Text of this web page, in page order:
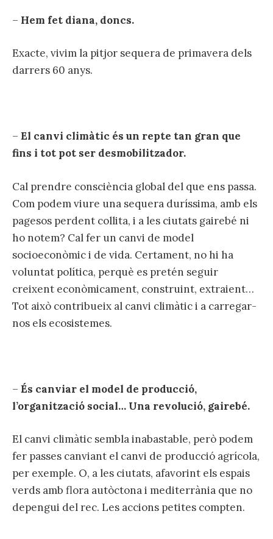
– Hem fet diana, doncs.
Exacte, vivim la pitjor sequera de primavera dels
darrers 60 anys.
– El canvi climàtic és un repte tan gran que
fins i tot pot ser desmobilitzador.
Cal prendre consciència global del que ens passa.
Com podem viure una sequera duríssima, amb els
pagesos perdent collita, i a les ciutats gairebé ni
ho notem? Cal fer un canvi de model
socioeconòmic i de vida. Certament, no hi ha
voluntat política, perquè es pretén seguir
creixent econòmicament, construint, extraient…
Tot això contribueix al canvi climàtic i a carregar-
nos els ecosistemes.
– És canviar el model de producció,
l’organització social… Una revolució, gairebé.
El canvi climàtic sembla inabastable, però podem
fer passes canviant el canvi de producció agrícola,
per exemple. O, a les ciutats, afavorint els espais
verds amb flora autòctona i mediterrània que no
depengui del rec. Les accions petites compten.